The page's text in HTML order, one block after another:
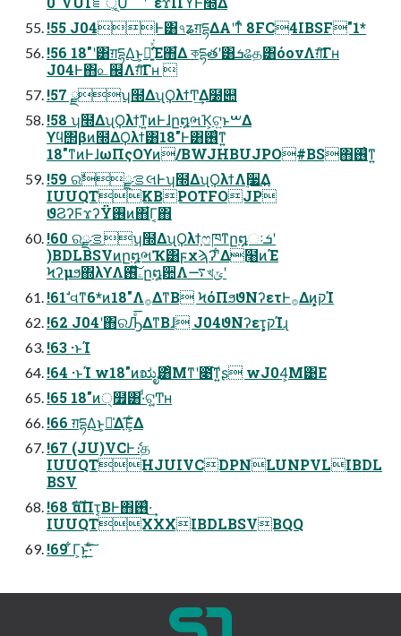
!55 J04Ͱ͸৭ʑग़དྷΔΑ͏ʹͳͬͨ 8FC4IBSF"1*
!56 18"ʹ͸ग़དྷΔ͜ͱ͕૿ָ͍͑ͯ͘͠Έ΋͋Δ কདྷతʹ͸ܭଌத͸όονΛग़ͨ͠Γʜ
J04Ͱ΋௨஌Λग़ͨ͠Γʜ 
!57 ྫʮ໭ΔʯϘλϯͲ͏͢Δ໰୊
!58 ʮ໭ΔʯϘλϯ͕ͳ͍ͷͰɺը໘ભҠ͕ଟ͍ͱࠔΔ
ϒϥ΢βͷ໭ΔϘλϯ͸18"Ͱ͸࢖͑ͳ͍
18"ͳͷͰɺωΠςΟϒͷ/BWJHBUJPO#BS΋࢖͑ͳ͍
!59 ରࡦྫࣗલͰʮ໭ΔʯϘλϯΛ࣮૷͢Δ
IUUQTKBPOTFOJP
ϑϨʔϜϫʔΫ࢖͏ͷ΋͋Γ͔΋
!60 ରࡦྫʮ໭ΔʯϘλϯ͕ෆཁͳը໘ઃܭʹ
)BDLBSVͷը໘ભҠ͸ϝχϡʔʹ͋Δ߲໨ͷΈ
Ϟʔμϧ΍λϒΛۦ࢖ͯ͠ը໘਺Λ࠷খݶʹ
!61 ࣗવͳ6*ͷ18"Λ࡞ΔͳΒ ϞόΠϧϑΝʔετͰ࡞Δͷ͕͓קΊ
!62 J04ʹ΋ରԠͤ͞ΔͳΒɺ J04ϑΝʔετ͕͓קΊɻ
!63 ·ͱΊ
!64 ·ͱΊ w18"ͷಋೖ͸ͦΜͳʹ೉͘͠ͳ͍ʂ wJ04͕Μ͹Ε
!65 18"ͷ੍໿͸·ͩଟ͍͚Ͳʜ
!66 ग़དྷΔ͜ͱ͕૿͑Δָ͠Έ͕͋Δ
!67 (JU)VCͰެ։த
IUUQTHJUIVCDPNLUNPVLIBDL
BSV
!68 ެࣜαΠτ͔ΒͰ΋࢖͑·͢
IUUQTXXXIBDLBSVBQQ
!69 ͋Γ͕ͱ͏͍͟͝·ͨ͠